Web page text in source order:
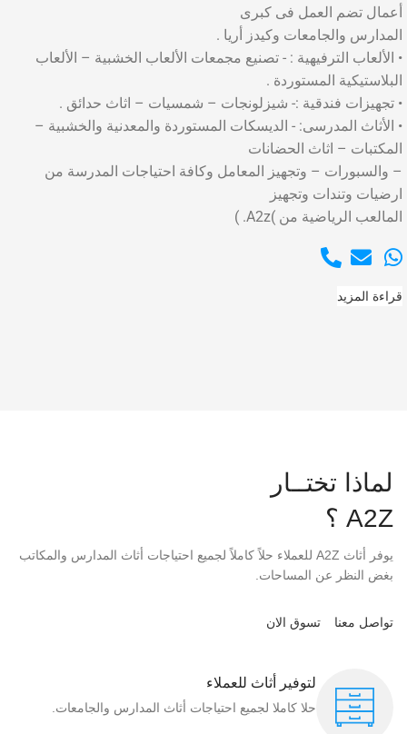
أعمال تضم العمل فى كبرى
المدارس والجامعات وكيدز أريا .
• الألعاب الترفيهية : - تصنيع مجمعات الألعاب الخشبية – الألعاب
البلاستيكية المستوردة .
• تجهيزات فندقية :- شيزلونجات – شمسيات – اثاث حدائق .
• الأثاث المدرسى: - الديسكات المستوردة والمعدنية والخشبية –
المكتبات – اثاث الحضانات
– والسبورات – وتجهيز المعامل وكافة احتياجات المدرسة من
ارضيات وتندات وتجهيز
المالعب الرياضية من )A2z. )
قراءة المزيد
لماذا تختــار
A2Z ؟
يوفر أثاث A2Z للعملاء حلاً كاملاً لجميع احتياجات أثاث المدارس والمكاتب
بغض النظر عن المساحات.
تواصل معنا تسوق الان
لتوفير أثاث للعملاء
حلا كاملا لجميع احتياجات أثاث المدارس والجامعات.